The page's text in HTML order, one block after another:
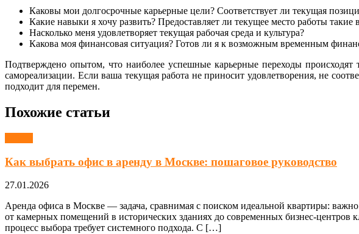
Каковы мои долгосрочные карьерные цели? Соответствует ли текущая
Какие навыки я хочу развить? Предоставляет ли текущее место работы такие
Насколько меня удовлетворяет текущая рабочая среда и культура?
Какова моя финансовая ситуация? Готов ли я к возможным временным
Подтверждено опытом, что наиболее успешные карьерные переходы
самореализации. Если ваша текущая работа не приносит удовлетворения, не
подходит для перемен.
Похожие статьи
Как выбрать офис в аренду в Москве: пошаговое руководство
27.01.2026
Аренда офиса в Москве — задача, сравнимая с поиском идеальной квартиры:
от камерных помещений в исторических зданиях до современных бизнес-центров
процесс выбора требует системного подхода. С […]